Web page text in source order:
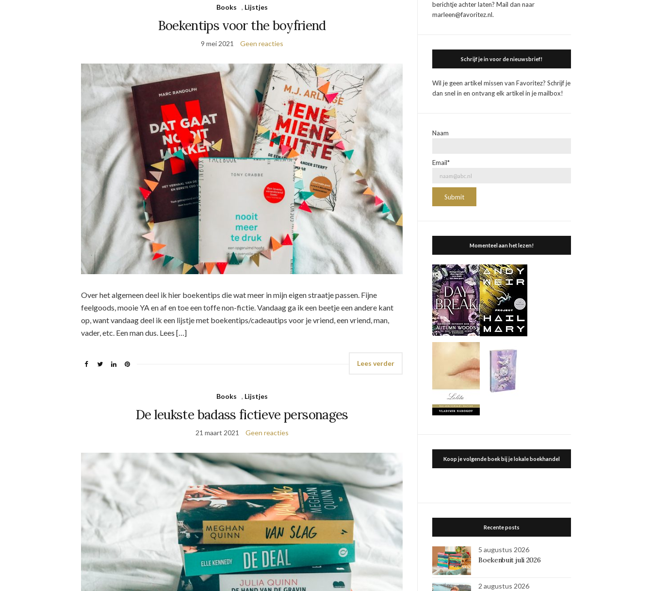
Books , Lijstjes
Boekentips voor the boyfriend
9 mei 2021 Geen reacties
Over het algemeen deel ik hier boekentips die wat meer in mijn eigen straatje passen. Fijne
feelgoods, mooie YA en af en toe een toffe non-fictie. Vandaag ga ik een beetje een andere kant
op, want vandaag deel ik een lijstje met boekentips/cadeautips voor je vriend, een vriend, man,
vader, etc. Een man dus. Lees […]
Lees verder
Books , Lijstjes
De leukste badass fictieve personages
21 maart 2021 Geen reacties
berichtje achter laten? Mail dan naar
marleen@favoritez.nl.
Schrijf je in voor de nieuwsbrief!
Wil je geen artikel missen van Favoritez? Schrijf je
dan snel in en ontvang elk artikel in je mailbox!
Naam
Email*
Momenteel aan het lezen!
Koop je volgende boek bij je lokale boekhandel
Recente posts
5 augustus 2026
Boekenbuit juli 2026
2 augustus 2026